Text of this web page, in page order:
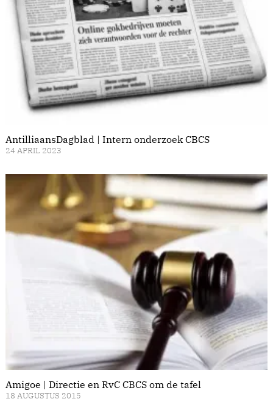
AntilliaansDagblad | Intern onderzoek CBCS
24 APRIL 2023
Amigoe | Directie en RvC CBCS om de tafel
18 AUGUSTUS 2015